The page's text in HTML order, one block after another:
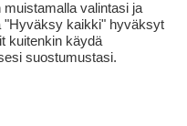
valintasi ja
"Hyväksy kaikki" hyväksyt
kuitenkin käydä
suostumustasi.